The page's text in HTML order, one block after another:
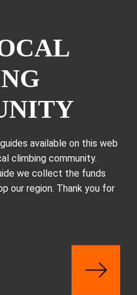
available on this web
climbing community.
we collect the funds
our region. Thank you for